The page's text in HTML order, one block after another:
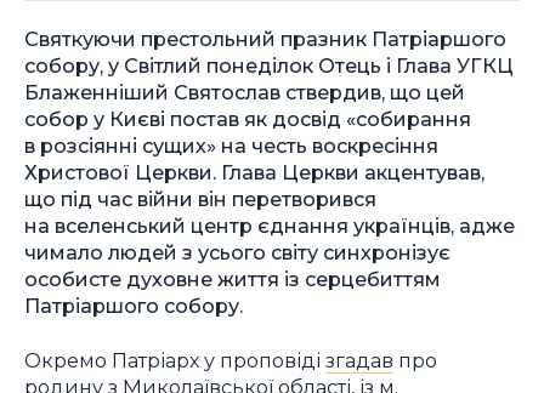
Святкуючи престольний празник Патріаршого
собору, у Світлий понеділок Отець і Глава УГКЦ
Блаженніший Святослав ствердив, що цей
собор у Києві постав як досвід «собирання
в розсіянні сущих» на честь воскресіння
Христової Церкви. Глава Церкви акцентував,
що під час війни він перетворився
на вселенський центр єднання українців, адже
чимало людей з усього світу синхронізує
особисте духовне життя із серцебиттям
Патріаршого собору.
Окремо Патріарх у проповіді згадав про
родину з Миколаївської області, із м.